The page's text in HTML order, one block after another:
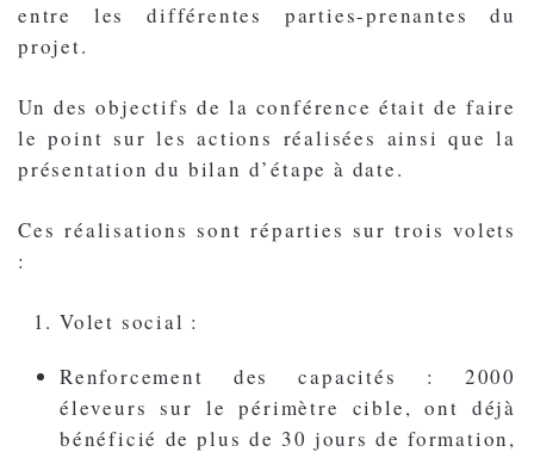
entre les différentes parties-prenantes du
projet.
Un des objectifs de la conférence était de faire
le point sur les actions réalisées ainsi que la
présentation du bilan d’étape à date.
Ces réalisations sont réparties sur trois volets
:
Volet social :
Renforcement des capacités : 2000
éleveurs sur le périmètre cible, ont déjà
bénéficié de plus de 30 jours de formation,